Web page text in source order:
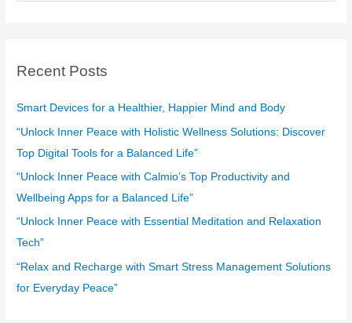
c
f
o
r
Recent Posts
Smart Devices for a Healthier, Happier Mind and Body
“Unlock Inner Peace with Holistic Wellness Solutions: Discover
Top Digital Tools for a Balanced Life”
“Unlock Inner Peace with Calmio’s Top Productivity and
Wellbeing Apps for a Balanced Life”
“Unlock Inner Peace with Essential Meditation and Relaxation
Tech”
“Relax and Recharge with Smart Stress Management Solutions
for Everyday Peace”